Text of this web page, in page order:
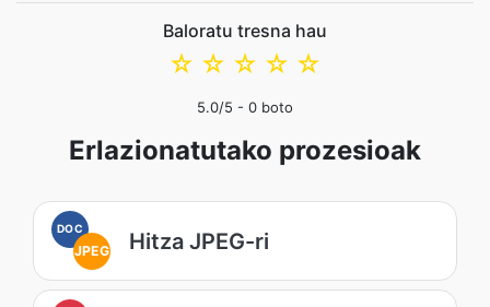
Baloratu tresna hau
☆
☆
☆
☆
☆
5.0/5 - 0 boto
Erlazionatutako prozesioak
DOC
JPEG Hitza JPEG-ri